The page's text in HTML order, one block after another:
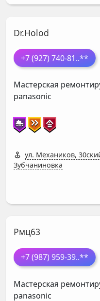
Dr.Holod
+7 (927) 740-81..**
Мастерская
panasonic
ул. Механиков,
Зубчаниновка
Рмц63
+7 (987) 959-39..**
Мастерская
panasonic